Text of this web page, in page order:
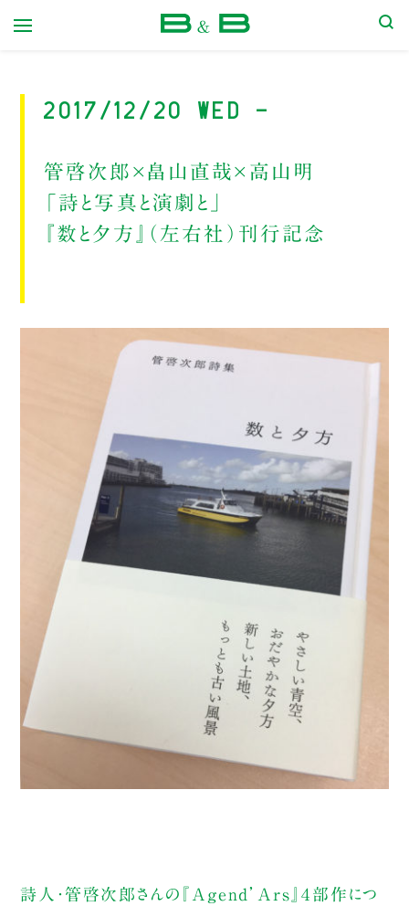
2017/12/20 Wed -
管啓次郎×畠山直哉×高山明
「詩と写真と演劇と」
『数と夕方』（左右社）刊行記念
詩人・管啓次郎さんの『Agend’Ars』４部作につ